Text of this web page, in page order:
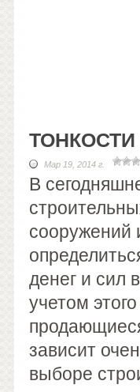
Мар 19, 2014 г.
В
сооружений
денег и сил
учетом
зависит
выборе